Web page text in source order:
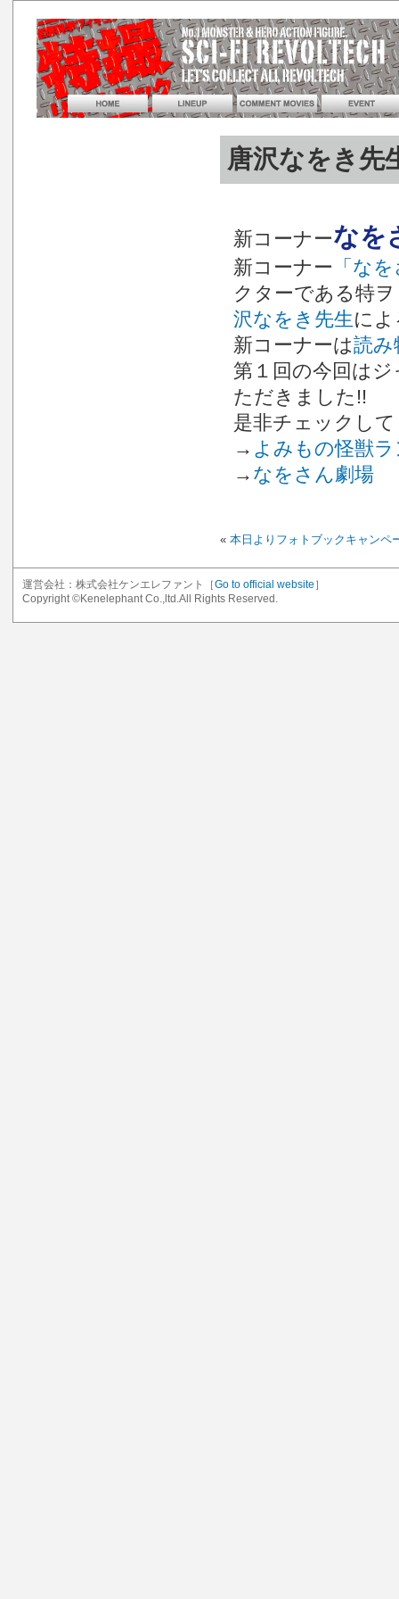
唐沢なをき先
新コーナーなを
新コーナー 「な
クターである特
沢なをき先生に
新コーナーは読み
第１回の今回は
ただきました!!
是非チェックし
→ よみもの怪獣
→ なをさん劇場
« 本日よりフォトブックキャンペ
運営会社：株式会社ケンエレファント［Go to official website ］
Copyright ©Kenelephant Co.,ltd.All Rights Reserved.